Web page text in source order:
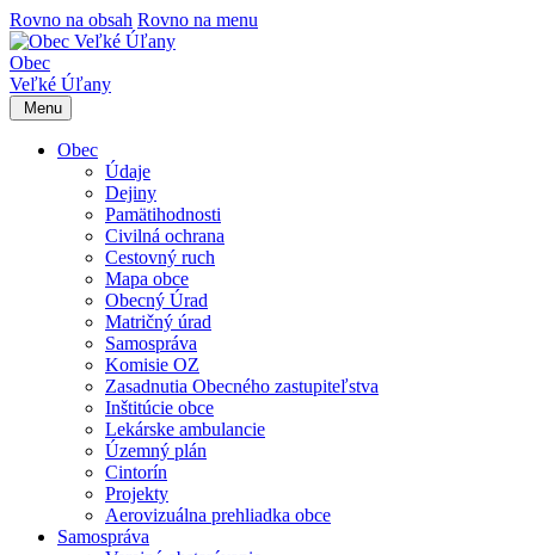
Rovno na obsah Rovno na menu
Obec
Veľké Úľany
Menu
Obec
Údaje
Dejiny
Pamätihodnosti
Civilná ochrana
Cestovný ruch
Mapa obce
Obecný Úrad
Matričný úrad
Samospráva
Komisie OZ
Zasadnutia Obecného zastupiteľstva
Inštitúcie obce
Lekárske ambulancie
Územný plán
Cintorín
Projekty
Aerovizuálna prehliadka obce
Samospráva